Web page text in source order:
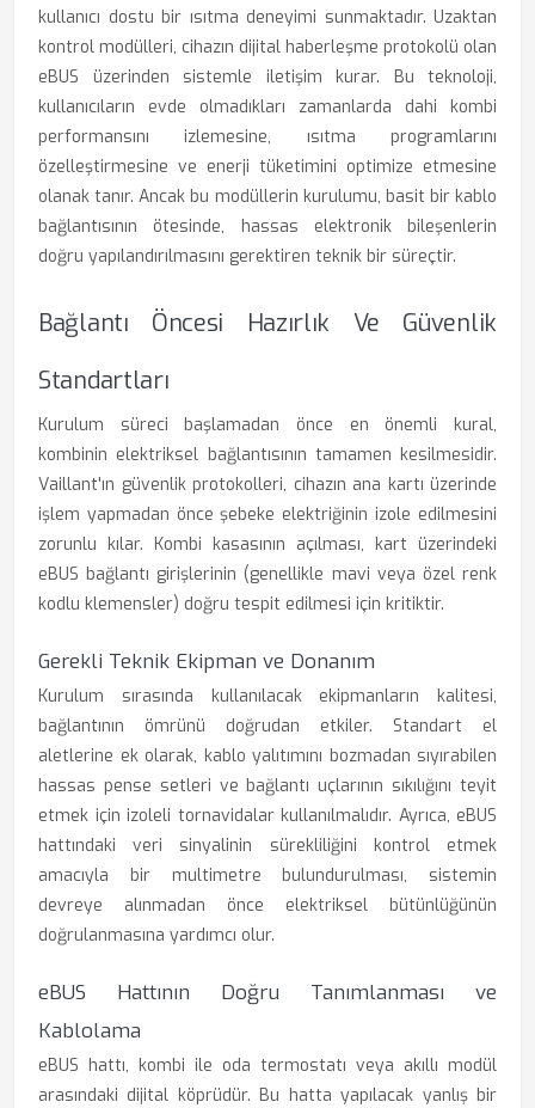
kullanıcı dostu bir ısıtma deneyimi sunmaktadır. Uzaktan
kontrol modülleri, cihazın dijital haberleşme protokolü olan
eBUS üzerinden sistemle iletişim kurar. Bu teknoloji,
kullanıcıların evde olmadıkları zamanlarda dahi kombi
performansını izlemesine, ısıtma programlarını
özelleştirmesine ve enerji tüketimini optimize etmesine
olanak tanır. Ancak bu modüllerin kurulumu, basit bir kablo
bağlantısının ötesinde, hassas elektronik bileşenlerin
doğru yapılandırılmasını gerektiren teknik bir süreçtir.
Bağlantı Öncesi Hazırlık Ve Güvenlik
Standartları
Kurulum süreci başlamadan önce en önemli kural,
kombinin elektriksel bağlantısının tamamen kesilmesidir.
Vaillant'ın güvenlik protokolleri, cihazın ana kartı üzerinde
işlem yapmadan önce şebeke elektriğinin izole edilmesini
zorunlu kılar. Kombi kasasının açılması, kart üzerindeki
eBUS bağlantı girişlerinin (genellikle mavi veya özel renk
kodlu klemensler) doğru tespit edilmesi için kritiktir.
Gerekli Teknik Ekipman ve Donanım
Kurulum sırasında kullanılacak ekipmanların kalitesi,
bağlantının ömrünü doğrudan etkiler. Standart el
aletlerine ek olarak, kablo yalıtımını bozmadan sıyırabilen
hassas pense setleri ve bağlantı uçlarının sıkılığını teyit
etmek için izoleli tornavidalar kullanılmalıdır. Ayrıca, eBUS
hattındaki veri sinyalinin sürekliliğini kontrol etmek
amacıyla bir multimetre bulundurulması, sistemin
devreye alınmadan önce elektriksel bütünlüğünün
doğrulanmasına yardımcı olur.
eBUS Hattının Doğru Tanımlanması ve
Kablolama
eBUS hattı, kombi ile oda termostatı veya akıllı modül
arasındaki dijital köprüdür. Bu hatta yapılacak yanlış bir